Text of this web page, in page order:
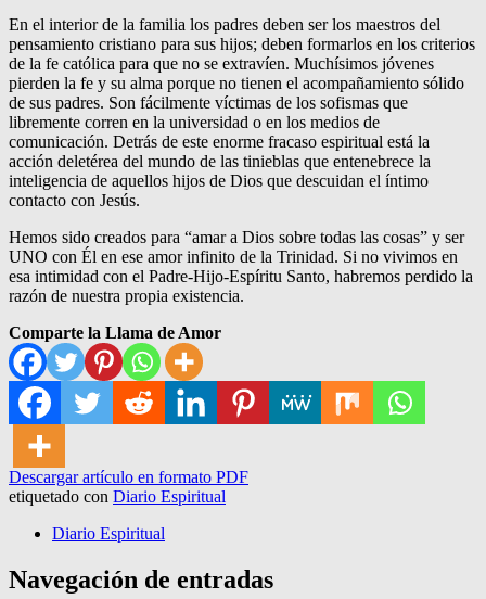
En el interior de la familia los padres deben ser los maestros del
pensamiento cristiano para sus hijos; deben formarlos en los criterios
de la fe católica para que no se extravíen. Muchísimos jóvenes
pierden la fe y su alma porque no tienen el acompañamiento sólido
de sus padres. Son fácilmente víctimas de los sofismas que
libremente corren en la universidad o en los medios de
comunicación. Detrás de este enorme fracaso espiritual está la
acción deletérea del mundo de las tinieblas que entenebrece la
inteligencia de aquellos hijos de Dios que descuidan el íntimo
contacto con Jesús.
Hemos sido creados para “amar a Dios sobre todas las cosas” y ser
UNO con Él en ese amor infinito de la Trinidad. Si no vivimos en
esa intimidad con el Padre-Hijo-Espíritu Santo, habremos perdido la
razón de nuestra propia existencia.
Comparte la Llama de Amor
Descargar artículo en formato PDF
etiquetado con Diario Espiritual
Diario Espiritual
Navegación de entradas